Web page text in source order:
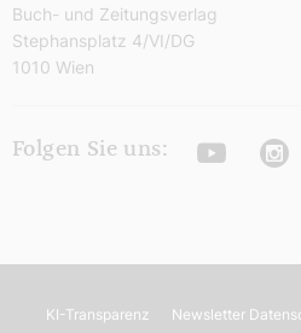
Buch- und Zeitungsverlag
Stephansplatz 4/VI/DG
1010 Wien
Folgen Sie uns: Youtube
KI-Transparenz Newsletter